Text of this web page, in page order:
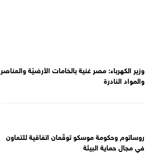
وزير الكهرباء: مصر غنية بالخامات الأرضيّة والعناصر
والمواد النادرة
روساتوم وحكومة موسكو توقّعان اتفاقية للتعاون
في مجال حماية البيئة